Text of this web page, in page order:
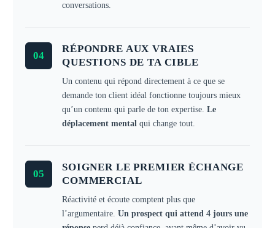
conversations.
04
RÉPONDRE AUX VRAIES
QUESTIONS DE TA CIBLE
Un contenu qui répond directement à ce que se
demande ton client idéal fonctionne toujours mieux
qu’un contenu qui parle de ton expertise. Le
déplacement mental qui change tout.
05
SOIGNER LE PREMIER ÉCHANGE
COMMERCIAL
Réactivité et écoute comptent plus que
l’argumentaire. Un prospect qui attend 4 jours une